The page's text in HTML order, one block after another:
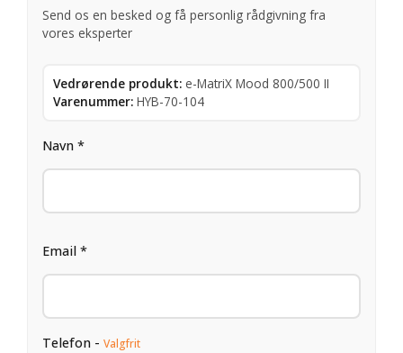
Send os en besked og få personlig rådgivning fra
vores eksperter
Vedrørende produkt: e-MatriX Mood 800/500 II
Varenummer: HYB-70-104
Navn *
Email *
Telefon - Valgfrit